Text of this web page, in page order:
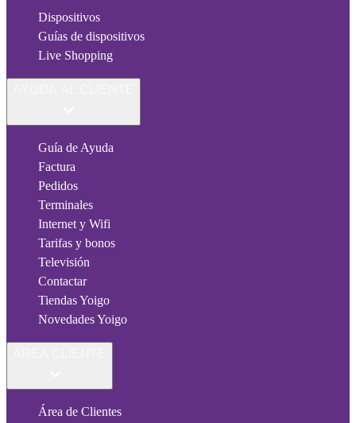
Dispositivos
Guías de dispositivos
Live Shopping
Guía de Ayuda
Factura
Pedidos
Terminales
Internet y Wifi
Tarifas y bonos
Televisión
Contactar
Tiendas Yoigo
Novedades Yoigo
Área de Clientes